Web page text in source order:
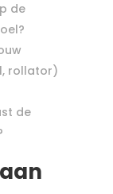
de
rollator)
de